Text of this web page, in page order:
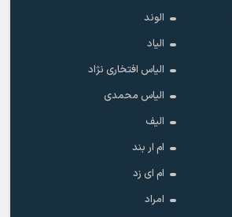
الوند
الیاد
الیاس افتخاری نژاد
الیاس محمدی
الیف
ام ار بند
ام ای زد
امراد